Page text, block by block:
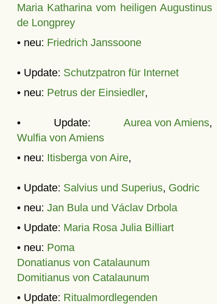
Maria Katharina vom heiligen Augustinus
de Longprey
• neu: Friedrich Janssoone
• Update: Schutzpatron für Internet
• neu: Petrus der Einsiedler,
• Update: Aurea von Amiens,
Wulfia von Amiens
• neu: Itisberga von Aire,
• Update: Salvius und Superius, Godric
• neu: Jan Bula und Václav Drbola
• Update: Maria Rosa Julia Billiart
• neu: Poma
Donatianus von Catalaunum
Domitianus von Catalaunum
• Update: Ritualmordlegenden